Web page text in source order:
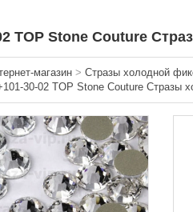
TOP Stone Couture
магазин> Стразы холодной
30-02 TOP Stone Couture Стразы